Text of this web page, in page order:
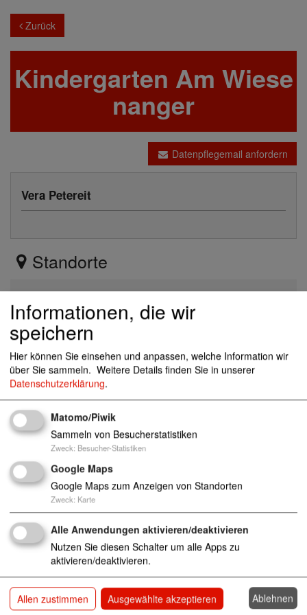
Zurück
Kindergarten Am Wiese
nanger
Datenpflegemail anfordern
Vera Petereit
Standorte
chen
089/31858817
089/31858931
Einrichtungen der Tagespflege für Kinder
Anzahl Plätze: 75
Informationen, die wir
speichern
Hier können Sie einsehen und anpassen, welche Information wir
über Sie sammeln. Weitere Details finden Sie in unserer
Datenschutzerklärung.
Matomo/Piwik
Sammeln von Besucherstatistiken
Zweck: Besucher-Statistiken
Google Maps
Google Maps zum Anzeigen von Standorten
Zweck: Karte
Alle Anwendungen aktivieren/deaktivieren
Nutzen Sie diesen Schalter um alle Apps zu
aktivieren/deaktivieren.
Allen zustimmen Ausgewählte akzeptieren Ablehnen